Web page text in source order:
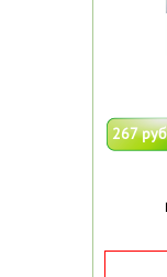
267 руб